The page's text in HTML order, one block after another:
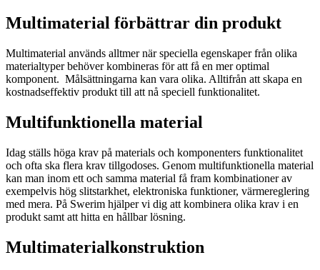
Multimaterial förbättrar din produkt
Multimaterial används alltmer när speciella egenskaper från olika
materialtyper behöver kombineras för att få en mer optimal
komponent. Målsättningarna kan vara olika. Alltifrån att skapa en
kostnadseffektiv produkt till att nå speciell funktionalitet.
Multifunktionella material
Idag ställs höga krav på materials och komponenters funktionalitet
och ofta ska flera krav tillgodoses. Genom multifunktionella material
kan man inom ett och samma material få fram kombinationer av
exempelvis hög slitstarkhet, elektroniska funktioner, värmereglering
med mera. På Swerim hjälper vi dig att kombinera olika krav i en
produkt samt att hitta en hållbar lösning.
Multimaterialkonstruktion